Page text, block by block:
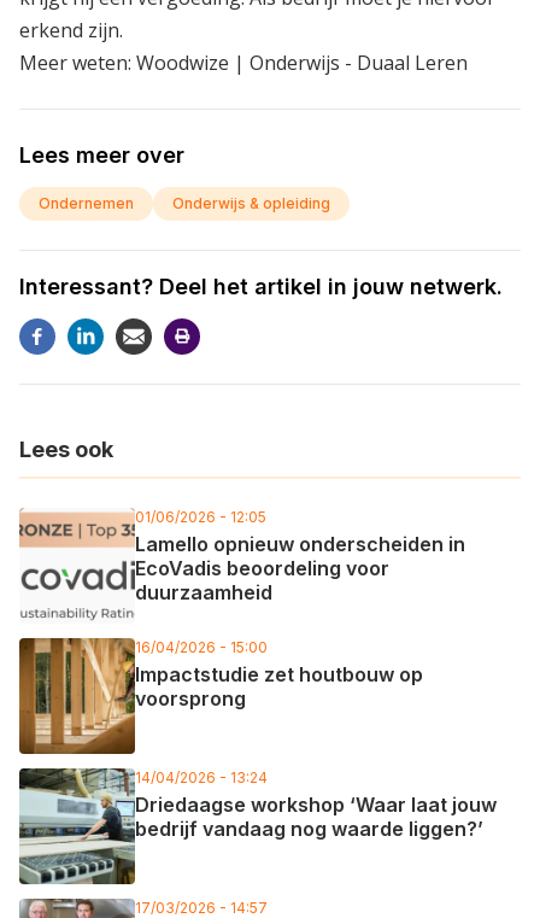
erkend zijn.
Meer weten: Woodwize | Onderwijs - Duaal Leren
Lees meer over
Ondernemen Onderwijs & opleiding
Interessant? Deel het artikel in jouw netwerk.
Lees ook
01/06/2026 - 12:05
Lamello opnieuw onderscheiden in
EcoVadis beoordeling voor
duurzaamheid
16/04/2026 - 15:00
Impactstudie zet houtbouw op
voorsprong
14/04/2026 - 13:24
Driedaagse workshop ‘Waar laat jouw
bedrijf vandaag nog waarde liggen?’
17/03/2026 - 14:57